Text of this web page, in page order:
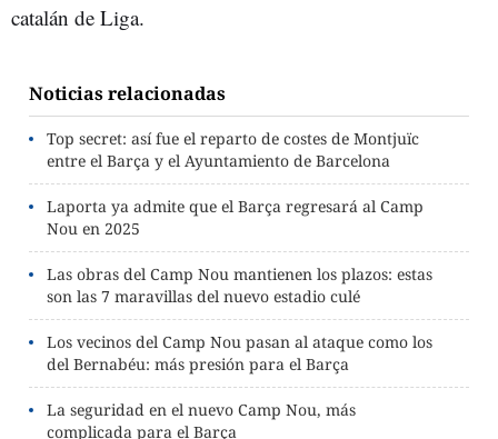
catalán de Liga.
Noticias relacionadas
Top secret: así fue el reparto de costes de Montjuïc
entre el Barça y el Ayuntamiento de Barcelona
Laporta ya admite que el Barça regresará al Camp
Nou en 2025
Las obras del Camp Nou mantienen los plazos: estas
son las 7 maravillas del nuevo estadio culé
Los vecinos del Camp Nou pasan al ataque como los
del Bernabéu: más presión para el Barça
La seguridad en el nuevo Camp Nou, más
complicada para el Barça